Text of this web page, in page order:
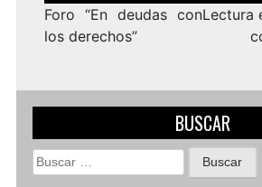
entradas
Foro “En deudas con
los derechos”
Lectura
BUSCAR
Buscar: